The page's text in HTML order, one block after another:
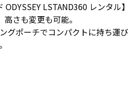
LSTAND360 レンタル】
さも変更も可能。
ポーチでコンパクトに持ち運び